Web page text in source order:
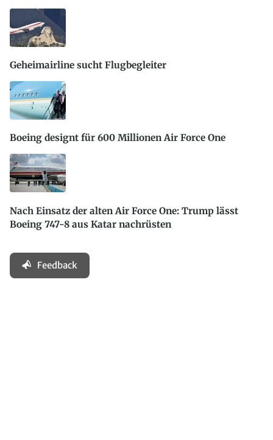
Geheimairline sucht Flugbegleiter
Boeing designt für 600 Millionen Air Force One
Nach Einsatz der alten Air Force One: Trump lässt
Boeing 747-8 aus Katar nachrüsten
Feedback